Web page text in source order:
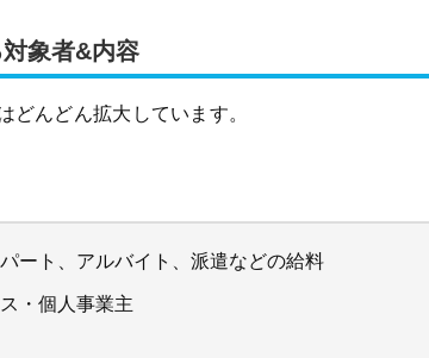
対象者&内容
どんどん拡大しています。
ート、アルバイト、派遣などの給料
・個人事業主